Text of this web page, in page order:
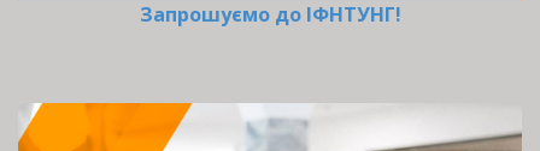
Запрошуємо до ІФНТУНГ!